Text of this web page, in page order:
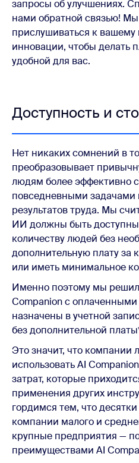
запросы об улучшениях.
нами обратной связью! Мы
прислушиваться к
инновации, чтобы делать
удобной для вас.
Доступность и
Нет никаких сомнений в
преобразовывает
людям более эффективно
повседневными задачами
результатов труда. Мы
ИИ должны быть
количеству людей без
дополнительную плату за
или иметь минимальное
Именно поэтому мы
Companion с
назначены в учетной
без дополнительной
Это значит, что компании
использовать AI
затрат, которые
применения других
гордимся тем, что
компании малого и
крупные предприятия —
преимуществами AI